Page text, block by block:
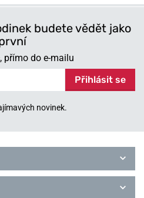
budete vědět jako
přímo do e-mailu
Přihlásit se
novinek.